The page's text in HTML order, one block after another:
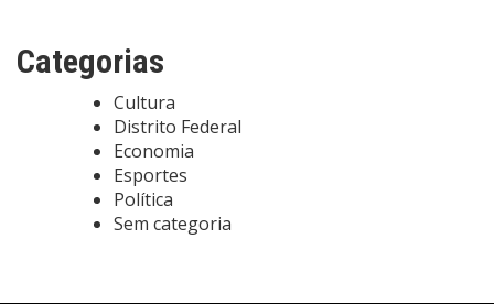
Categorias
Cultura
Distrito Federal
Economia
Esportes
Política
Sem categoria